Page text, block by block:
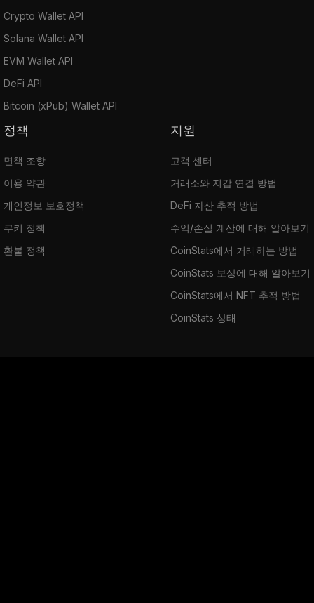
Crypto Wallet API
Solana Wallet API
EVM Wallet API
DeFi API
Bitcoin (xPub) Wallet API
정책
면책 조항
이용 약관
개인정보 보호정책
쿠키 정책
환불 정책
지원
고객 센터
거래소와 지갑 연결 방법
DeFi 자산 추적 방법
수익/손실 계산에 대해 알아보기
CoinStats에서 거래하는 방법
CoinStats 보상에 대해 알아보기
CoinStats에서 NFT 추적 방법
CoinStats 상태